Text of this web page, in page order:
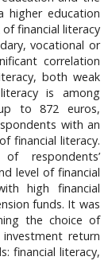
higher education
financial literacy
vocational or
correlation
both weak
is among
to 872 euros,
with an
financial literacy.
respondents’
level of financial
high financial
funds. It was
the choice of
return
financial literacy,